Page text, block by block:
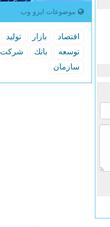
موضوعات ایزو وب
اقتصاد بازار تولید
توسعه
بانك
شركت
سازمان